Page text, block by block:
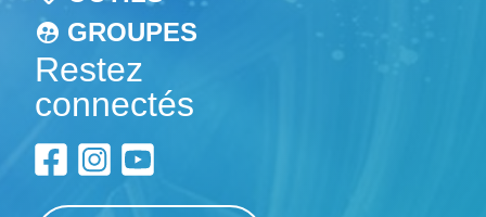
GROUPES
Restez
connectés